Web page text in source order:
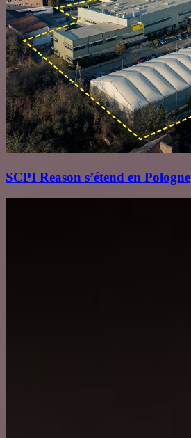
SCPI Reason s’étend en Pologne